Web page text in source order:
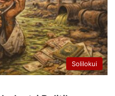
Solilokui